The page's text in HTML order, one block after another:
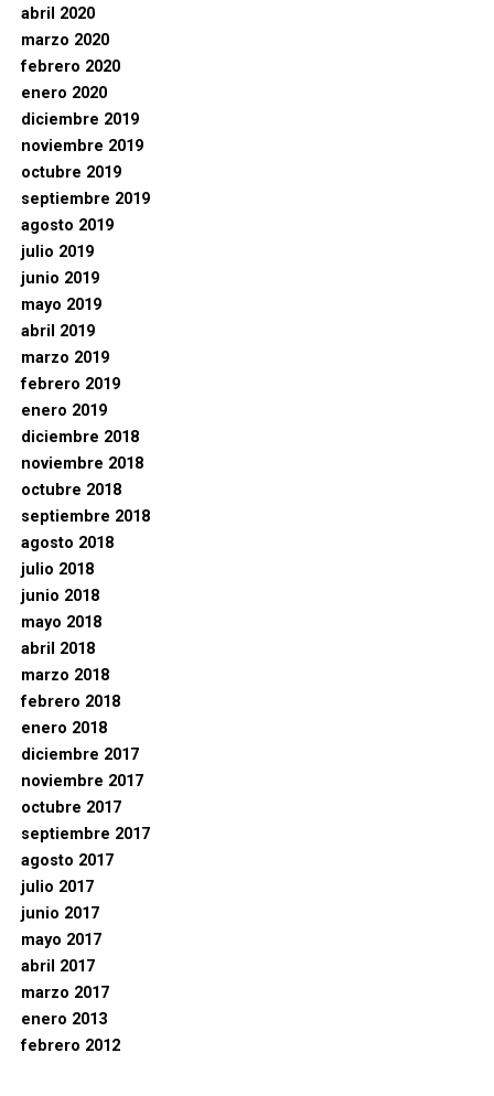
abril 2020
marzo 2020
febrero 2020
enero 2020
diciembre 2019
noviembre 2019
octubre 2019
septiembre 2019
agosto 2019
julio 2019
junio 2019
mayo 2019
abril 2019
marzo 2019
febrero 2019
enero 2019
diciembre 2018
noviembre 2018
octubre 2018
septiembre 2018
agosto 2018
julio 2018
junio 2018
mayo 2018
abril 2018
marzo 2018
febrero 2018
enero 2018
diciembre 2017
noviembre 2017
octubre 2017
septiembre 2017
agosto 2017
julio 2017
junio 2017
mayo 2017
abril 2017
marzo 2017
enero 2013
febrero 2012